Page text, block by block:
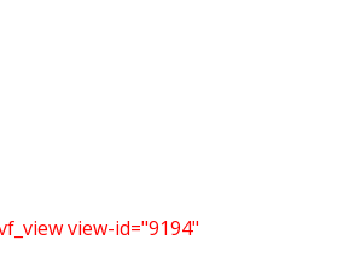
view-id="9194"